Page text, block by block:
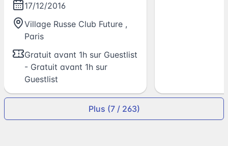
17/12/2016
Village Russe Club Future ,
Paris
Gratuit avant 1h sur Guestlist
- Gratuit avant 1h sur
Guestlist
Plus (7 / 263)